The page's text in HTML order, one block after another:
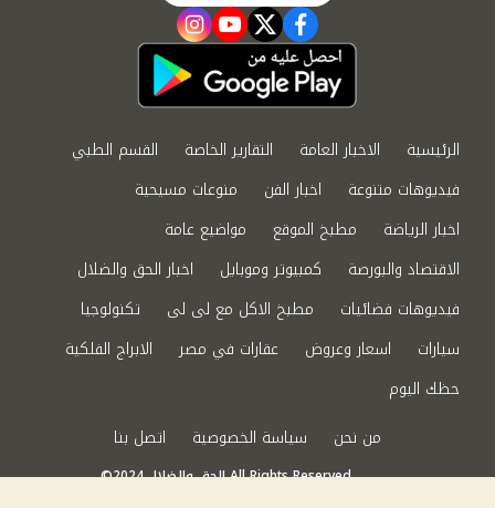
facebook
twitter
youtube
instagram
الرئيسية الاخبار العامة التقارير الخاصة
القسم الطبي
فيديوهات متنوعة
اخبار الفن
منوعات مسيحية
اخبار الرياضة
مطبخ الموقع
مواضيع عامة
الاقتصاد والبورصة
كمبيوتر وموبايل
اخبار الحق والضلال
فيديوهات فضائيات
مطبخ الاكل مع لى لى
تكنولوجيا
سيارات
اسعار وعروض عقارات في مصر
الابراج الفلكية
حظك اليوم
من نحن
سياسة الخصوصية اتصل بنا
©2024 الحق والضلال All Rights Reserved.